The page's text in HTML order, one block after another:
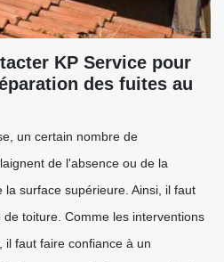
KP Service pour
des fuites au
un certain nombre de
de l'absence ou de la
surface supérieure. Ainsi, il faut
toiture. Comme les interventions
il faut faire confiance à un